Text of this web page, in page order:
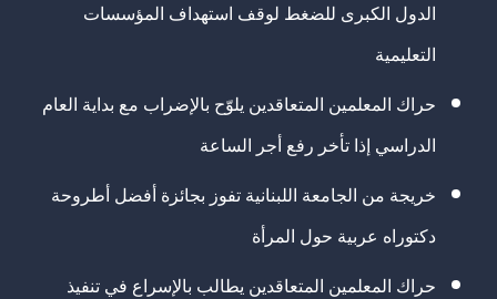
الدول الكبرى للضغط لوقف استهداف المؤسسات
التعليمية
حراك المعلمين المتعاقدين يلوّح بالإضراب مع بداية العام
الدراسي إذا تأخر رفع أجر الساعة
خريجة من الجامعة اللبنانية تفوز بجائزة أفضل أطروحة
دكتوراه عربية حول المرأة
حراك المعلمين المتعاقدين يطالب بالإسراع في تنفيذ